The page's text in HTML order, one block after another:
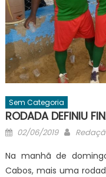
Sem Categoria
RODADA DEFINIU
Posted
02/06/2019 Author
Na manhã de
Cabos, mais uma